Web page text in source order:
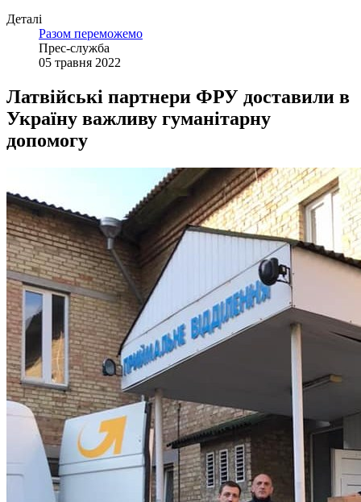
Деталі
Разом переможемо
Прес-служба
05 травня 2022
Латвійські партнери ФРУ доставили в
Україну важливу гуманітарну
допомогу